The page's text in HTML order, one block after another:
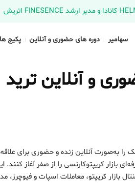
سهامیر دوره های حضوری و آنلاین پکیج
و آنلاین ترید
را به‌صورت آنلاین زنده و حضوری برای
بازار کریپتوکارنسی را از صفر آغاز کنند.
بازار کریپتو، معاملات اسپات و